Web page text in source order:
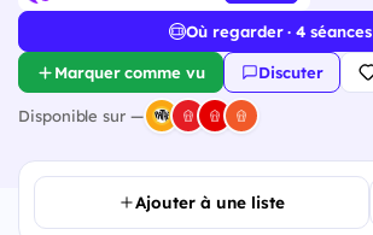
Où regarder · 4 séances
Marquer comme vu Discuter
Disponible sur —
Ajouter à une liste